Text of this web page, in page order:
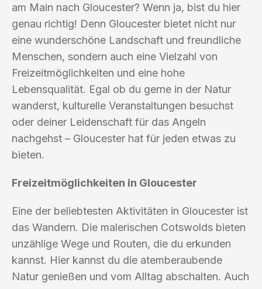
am Main nach Gloucester? Wenn ja, bist du hier
genau richtig! Denn Gloucester bietet nicht nur
eine wunderschöne Landschaft und freundliche
Menschen, sondern auch eine Vielzahl von
Freizeitmöglichkeiten und eine hohe
Lebensqualität. Egal ob du gerne in der Natur
wanderst, kulturelle Veranstaltungen besuchst
oder deiner Leidenschaft für das Angeln
nachgehst – Gloucester hat für jeden etwas zu
bieten.
Freizeitmöglichkeiten in Gloucester
Eine der beliebtesten Aktivitäten in Gloucester ist
das Wandern. Die malerischen Cotswolds bieten
unzählige Wege und Routen, die du erkunden
kannst. Hier kannst du die atemberaubende
Natur genießen und vom Alltag abschalten. Auch